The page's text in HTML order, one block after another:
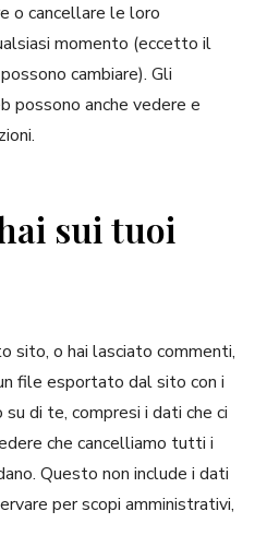
o cancellare le loro
momento (eccetto il
cambiare). Gli
possono anche vedere e
sui tuoi
sito, o hai lasciato commenti,
file esportato dal sito con i
di te, compresi i dati che ci
che cancelliamo tutti i
Questo non include i dati
per scopi amministrativi,